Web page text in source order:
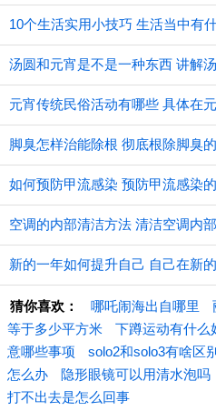
10个生活实用小技巧 生活当中有
汤圆和元宵是不是一种东西 讲解
元宵传统民俗活动有哪些 具体在
脚臭怎样治能除根 彻底根除脚臭
如何预防甲流感染 预防甲流感染
空调的内部清洁方法 清洁空调内
新的一年如何提升自己 自己在新
猜你喜欢： 哪吒闹海出自哪里
等于多少平方米
下蹲运动有什么
意哪些事项
solo2和solo3有啥区别
怎么办
隐形眼镜可以用清水泡吗
打不出去是怎么回事